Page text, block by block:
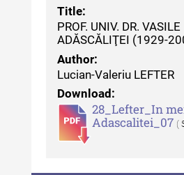
Buletinul ”Ioan
de Istorie a Moldovei
Buletinul ”Ioan
Muzeului de Istorie
XXIV / 2018
Buletinul ”Ioan
Title:
PROF. UNIV. DR. VASILE
ADĂSCĂLIŢEI (1929-
Author:
Lucian-Valeriu LEFTER
Download:
28_Lefter_In
Adascalitei_07 (